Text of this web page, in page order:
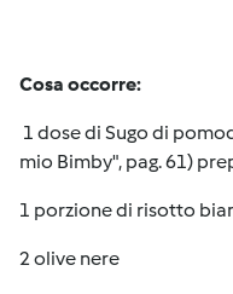
Cosa occorre:
1 dose di Sugo di
mio Bimby", pag. 61)
1 porzione di risotto
2 olive nere